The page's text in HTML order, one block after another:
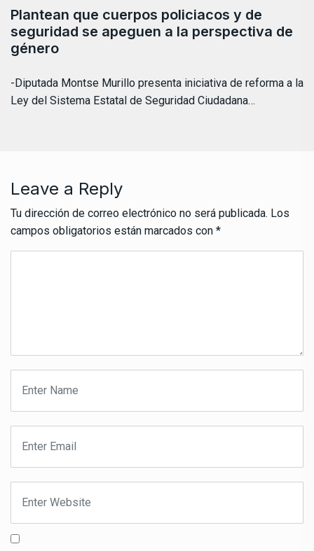
Plantean que cuerpos policiacos y de
seguridad se apeguen a la perspectiva de
género
-Diputada Montse Murillo presenta iniciativa de reforma a la
Ley del Sistema Estatal de Seguridad Ciudadana…
Leave a Reply
Tu dirección de correo electrónico no será publicada. Los
campos obligatorios están marcados con *